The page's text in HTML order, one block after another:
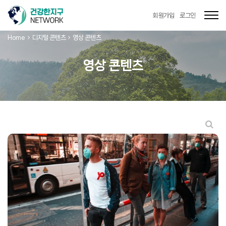
회원가입 로그인
Home 디지털 콘텐츠 영상 콘텐츠
영상 콘텐츠